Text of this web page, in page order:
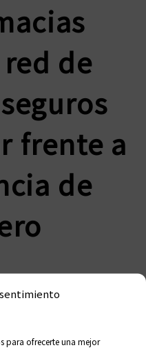
para ofrecerte una mejor
de
frente a
de
una pauta de
y homogénea
y actuación